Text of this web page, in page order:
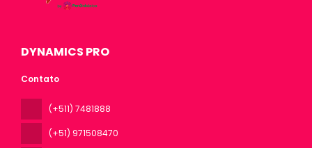
DYNAMICS PRO
Contato
(+511) 7481888
(+51) 971508470